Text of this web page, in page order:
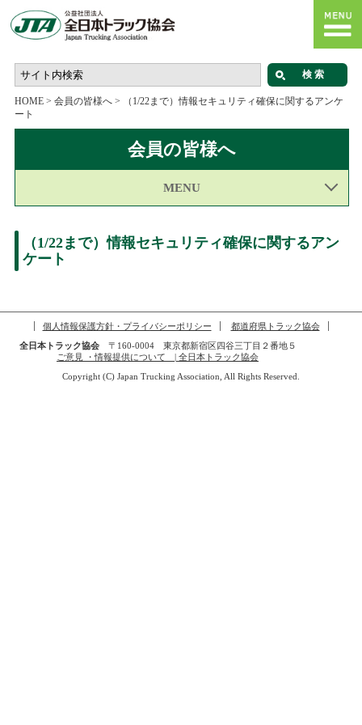
HOME> 会員の皆様へ>
（1/22まで）情報セキュリティ確保に関するアンケ
ート
会員の皆様へ
MENU
（1/22まで）情報セキュリティ確保に関するアン
ケート
個人情報保護方針・プライバシーポリシー
都道府県トラック協会
全日本トラック協会〒160-0004 東京都新宿区四谷三丁目２番地５
ご意見 ・情報提供について | 全日本トラック協会
Copyright (C) Japan Trucking Association, All Rights Reserved.